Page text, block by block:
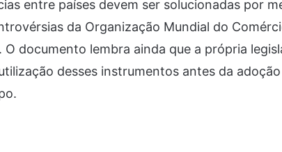
entre países devem ser solucionadas por
da Organização Mundial do
O documento lembra ainda que a própria
desses instrumentos antes da